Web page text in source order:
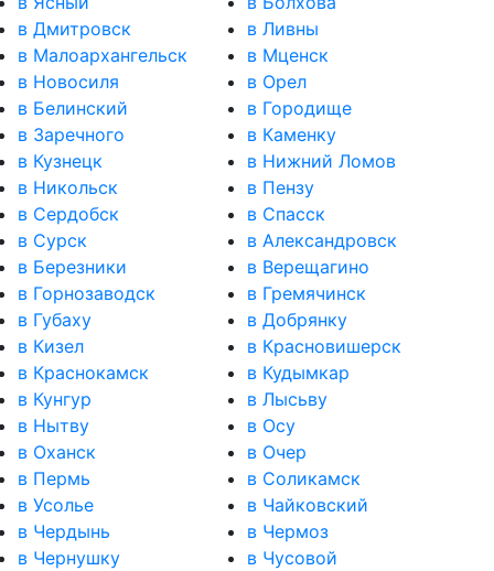
в Дмитровск
в Ливны
в Малоархангельск
в Мценск
в Новосиля
в Орел
в Белинский
в Городище
в Заречного
в Каменку
в Кузнецк
в Нижний Ломов
в Никольск
в Пензу
в Сердобск
в Спасск
в Сурск
в Александровск
в Березники
в Верещагино
в Горнозаводск
в Гремячинск
в Губаху
в Добрянку
в Кизел
в Красновишерск
в Краснокамск
в Кудымкар
в Кунгур
в Лысьву
в Нытву
в Осу
в Оханск
в Очер
в Пермь
в Соликамск
в Усолье
в Чайковский
в Чердынь
в Чермоз
в Чернушку
в Чусовой